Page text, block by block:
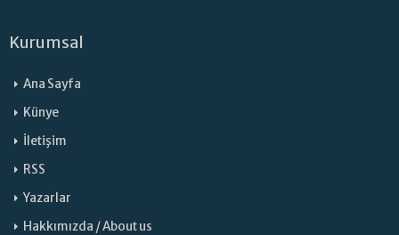
Kurumsal
Ana Sayfa
Künye
İletişim
RSS
Yazarlar
Hakkımızda / About us